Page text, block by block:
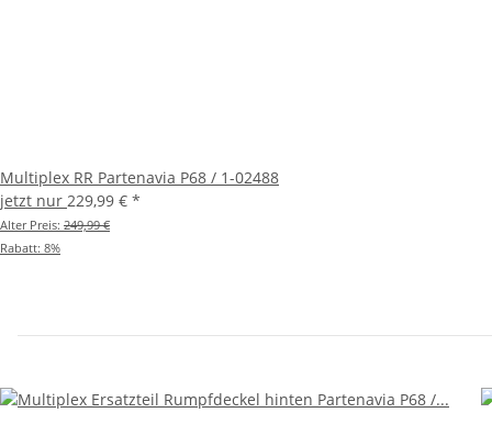
Multiplex RR Partenavia P68 / 1-02488
jetzt nur 229,99 € *
Alter Preis: 249,99 €
Rabatt: 8%